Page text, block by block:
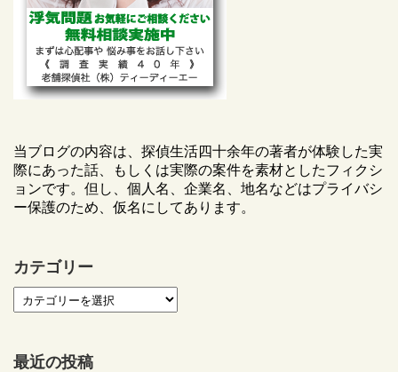
当ブログの内容は、探偵生活四十余年の著者が体験した実
際にあった話、もしくは実際の案件を素材としたフィクシ
ョンです。但し、個人名、企業名、地名などはプライバシ
ー保護のため、仮名にしてあります。
カテゴリー
最近の投稿